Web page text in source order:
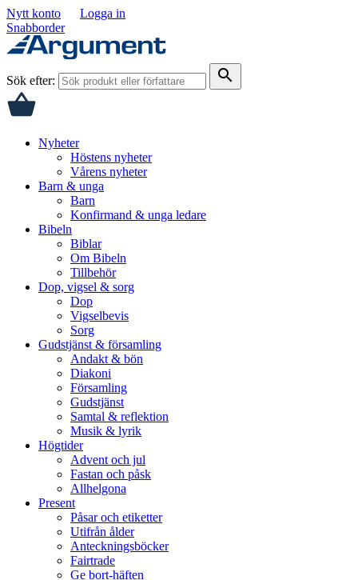
Nytt konto
Logga in
Snabborder
Sök efter: search
Nyheter
Höstens nyheter
Vårens nyheter
Barn & unga
Barn
Konfirmand & unga ledare
Bibeln
Biblar
Om Bibeln
Tillbehör
Dop, vigsel & sorg
Dop
Vigselbevis
Sorg
Gudstjänst & församling
Andakt & bön
Diakoni
Församling
Gudstjänst
Samtal & reflektion
Musik & lyrik
Högtider
Advent och jul
Fastan och påsk
Allhelgona
Present
Påsar och etiketter
Utifrån ålder
Anteckningsböcker
Fairtrade
Ge bort-häften